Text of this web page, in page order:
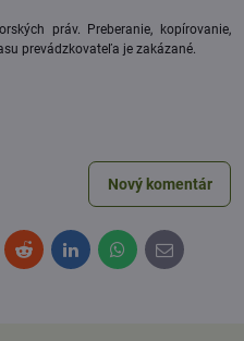
práv. Preberanie, kopírovanie,
prevádzkovateľa je zakázané.
Nový komentár
RedditLinkedInWhatsApp
E-
mail